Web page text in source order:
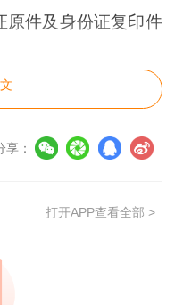
原件及身份证复印件
委托书（可参照附件
省建设节能示范大
享：
打开APP查看全部 >